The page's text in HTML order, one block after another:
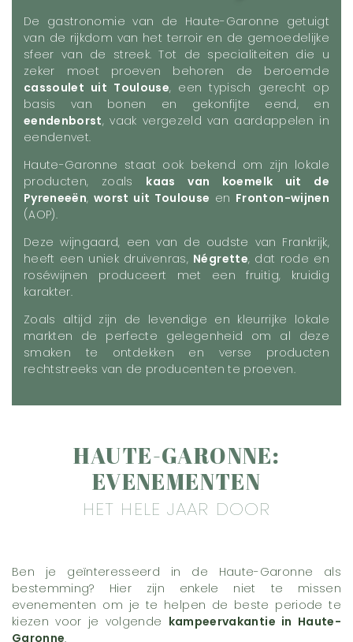
De gastronomie van de Haute-Garonne getuigt
van de rijkdom van het terroir en de gemoedelijke
sfeer van de streek. Tot de specialiteiten die u
zeker moet proeven behoren de beroemde
cassoulet uit Toulouse, een typisch gerecht op
basis van bonen en gekonfijte eend, en
eendenborst, vaak vergezeld van aardappelen in
eendenvet.
Haute-Garonne staat ook bekend om zijn lokale
producten, zoals kaas van koemelk uit de
Pyreneeën, worst uit Toulouse en Fronton-wijnen
(AOP).
Deze wijngaard, een van de oudste van Frankrijk,
heeft een uniek druivenras, Négrette, dat rode en
roséwijnen produceert met een fruitig, kruidig
karakter.
Zoals altijd zijn de levendige en kleurrijke lokale
markten de perfecte gelegenheid om al deze
smaken te ontdekken en verse producten
rechtstreeks van de producenten te proeven.
HAUTE-GARONNE:
EVENEMENTEN
HET HELE JAAR DOOR
Ben je geïnteresseerd in de Haute-Garonne als
bestemming? Hier zijn enkele niet te missen
evenementen om je te helpen de beste periode te
kiezen voor je volgende kampeervakantie in Haute-
Garonne.